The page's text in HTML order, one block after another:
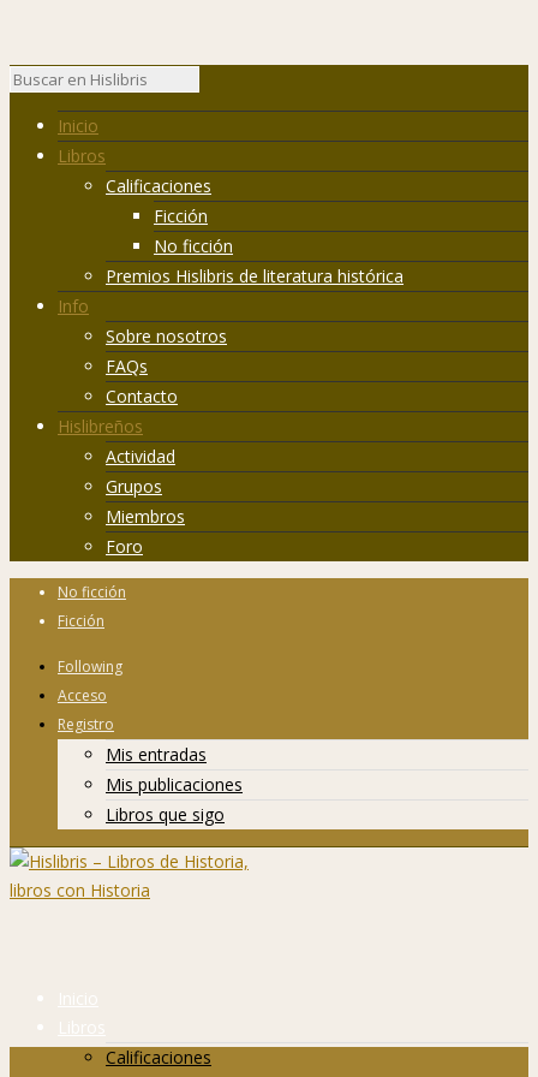
Inicio
Libros
Calificaciones
Ficción
No ficción
Premios Hislibris de literatura histórica
Info
Sobre nosotros
FAQs
Contacto
Hislibreños
Actividad
Grupos
Miembros
Foro
No ficción
Ficción
Following
Acceso
Registro
Mis entradas
Mis publicaciones
Libros que sigo
Inicio
Libros
Calificaciones